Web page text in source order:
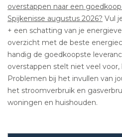
overstappen naar een
Spijkenisse augustus 2026? Vul
+ een schatting van je
overzicht met de beste
handig de goedkoopste
overstappen stelt niet veel
Problemen bij het invullen van
het stroomverbruik en
woningen en huishouden.